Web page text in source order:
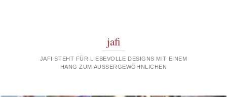
jafi
JAFI STEHT FÜR LIEBEVOLLE DESIGNS MIT EINEM
HANG ZUM AUSSERGEWÖHNLICHEN